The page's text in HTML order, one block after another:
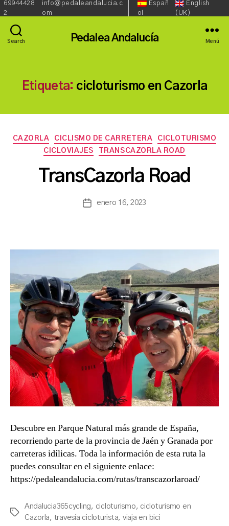
Phone:
69944428
2
Email:
info@pedaleandalucia.c
om
Redes
Sociales::
Lenguaje::
Españ
ol
English
(UK)
Search Pedalea Andalucía Menú
Etiqueta: cicloturismo en Cazorla
Categorías
CAZORLA CICLISMO DE CARRETERA
CICLOTURISMO
CICLOVIAJES
TRANSCAZORLA ROAD
TransCazorla Road
Autor
P
o
a
Fechaenero 16, 2023
Descubre en Parque Natural más grande de España,
recorriendo parte de la provincia de Jaén y Granada por
carreteras idílicas. Toda la información de esta ruta la
puedes consultar en el siguiente enlace:
https://pedaleandalucia.com/rutas/transcazorlaroad/
Etiquetas
Andalucia365cycling, cicloturismo, cicloturismo en
Cazorla, travesía cicloturista, viaja en bici